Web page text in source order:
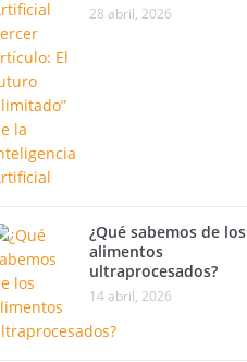
28 abril, 2026
¿Qué sabemos de los
alimentos
ultraprocesados?
14 abril, 2026